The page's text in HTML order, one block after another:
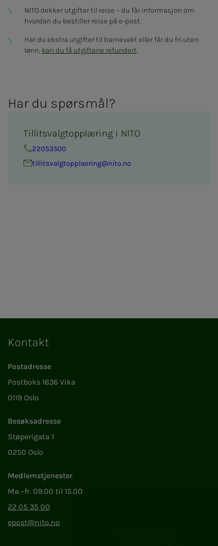
NITO dekker utgifter til reise – du får informasjon om
hvordan du bestiller reise på e-post.
Har du ekstra utgifter til barnevakt eller får du fri uten
lønn, kan du få utgiftene refundert
Har du spørs­­­mål?
Tillitsvalgtopplæring i NITO
22053500
til­­­­­lits­valg­topp­la­e­ring@nito.no
Kontakt
Postadresse
Postboks 1636 Vika
0119 Oslo
Besøksadresse
Støperigata 1
0250 Oslo
Medlemstjenester
Ma.–fr. 09.00 til 15.00
22 05 35 00
epost@nito.no